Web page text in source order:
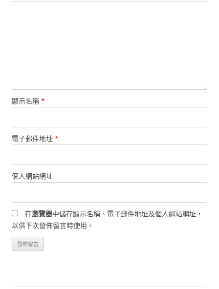
顯示名稱 *
電子郵件地址 *
個人網站網址
在瀏覽器中儲存顯示名稱、電子郵件地址及個人網站網址，
以供下次發佈留言時使用。